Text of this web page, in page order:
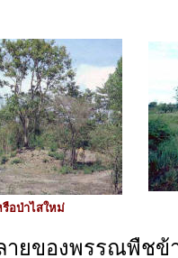
รือป่าไสใหม่
องพรรณพืชข้าม